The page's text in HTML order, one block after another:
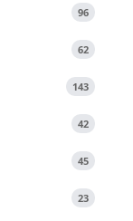
96
62
143
42
45
23